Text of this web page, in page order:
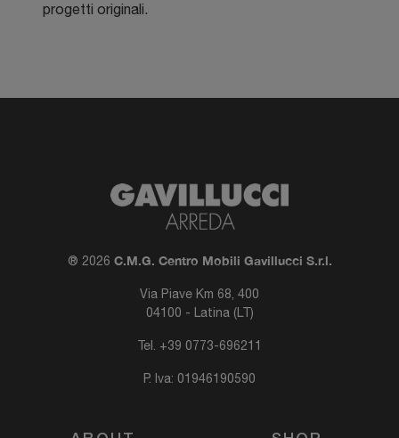
progetti originali.
® 2026 C.M.G. Centro Mobili Gavillucci S.r.l.
Via Piave Km 68, 400
04100 - Latina (LT)
Tel. +39 0773-696211
P. Iva: 01946190590